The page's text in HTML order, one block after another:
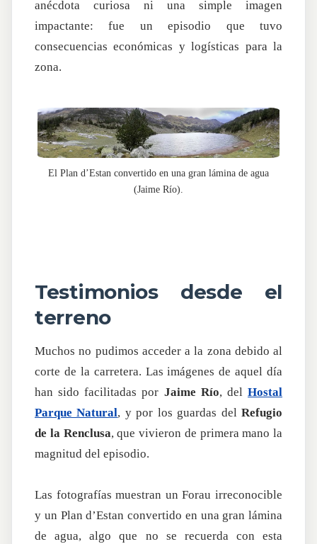
anécdota curiosa ni una simple imagen
impactante: fue un episodio que tuvo
consecuencias económicas y logísticas para la
zona.
El Plan d’Estan convertido en una gran lámina de agua
(Jaime Río).
Testimonios desde el
terreno
Muchos no pudimos acceder a la zona debido al
corte de la carretera. Las imágenes de aquel día
han sido facilitadas por Jaime Río, delHostal
Parque Natural, y por los guardas delRefugio
de la Renclusa, que vivieron de primera mano la
magnitud del episodio.
Las fotografías muestran un Forau irreconocible
y un Plan d’Estan convertido en una gran lámina
de agua, algo que no se recuerda con esta